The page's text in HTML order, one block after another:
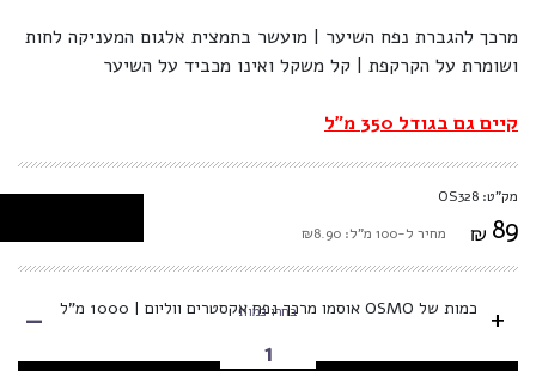
מרכך להגברת נפח השיער | מועשר בתמצית אלגום המעניקה לחות
ושומרת על הקרקפת | קל משקל ואינו מכביד על השיער
קיים גם בגודל 350 מ"ל
מק"ט: OS328
₪ 89 מחיר ל-100 מ"ל: ₪8.90
+ כמות של OSMO אוסמו מרכך נפח אקסטרים ווליום | 1000 מ"ל בחרו כמות -